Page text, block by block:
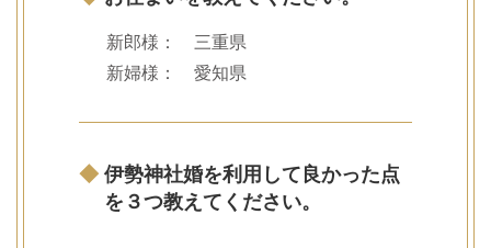
新郎様： 三重県
新婦様： 愛知県
◆ 伊勢神社婚を利用して良かった点
を３つ教えてください。